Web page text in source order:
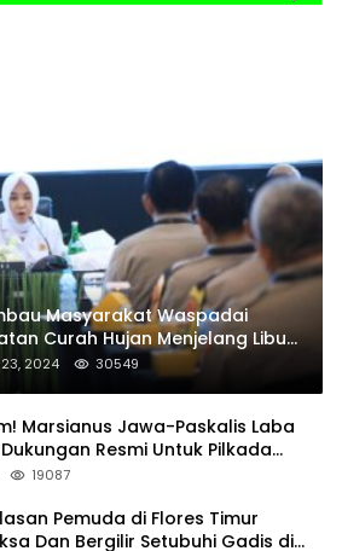
Masyarakat Waspadai
Curah Hujan Menjelang Libur
Tahun Baru
2024 30549
Marsianus Jawa-Paskalis Laba
Resmi Untuk Pilkada
19087
Pemuda di Flores Timur
Dan Bergilir Setubuhi Gadis di